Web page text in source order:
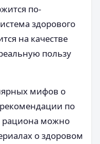
по-
здорового
на качестве
пользу
мифов о
по
рациона можно
о здоровом